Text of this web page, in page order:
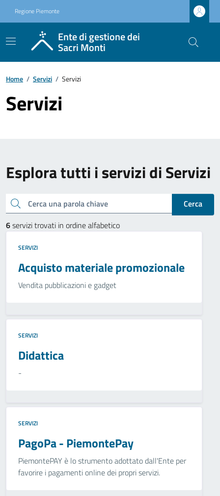
Regione Piemonte
Ente di gestione dei
Sacri Monti
Home / Servizi / Servizi
Servizi
Esplora tutti i servizi di Servizi
Cerca una parola chiave
Cerca
6servizi trovati in ordine alfabetico
SERVIZI
Acquisto materiale promozionale
Vendita pubblicazioni e gadget
SERVIZI
Didattica
-
SERVIZI
PagoPa - PiemontePay
PiemontePAY è lo strumento adottato dall'Ente per
favorire i pagamenti online dei propri servizi.